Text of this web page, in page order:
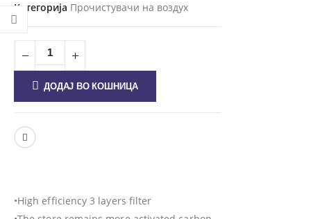
Категорија Прочистувачи на воздух
ДОДАЈ ВО КОШНИЦА
•High efficiency 3 layers filter